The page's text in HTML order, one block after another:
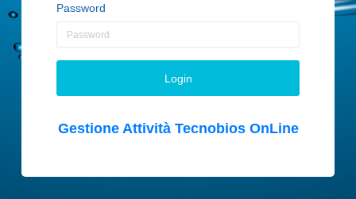
Password
Login
Gestione Attività Tecnobios OnLine